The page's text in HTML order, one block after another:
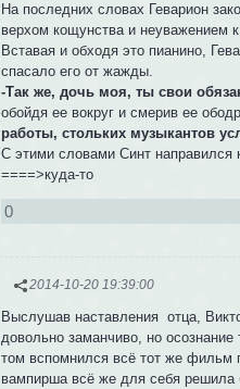
На последних словах Геварион
верхом кощунства и неуважением
Вставая и обходя это пианино,
спасало его от жажды.
-Так же, дочь моя, ты свои
обойдя ее вокруг и смерив ее
работы, стольких музыкантов
С этими словами Синт
====>куда-то
0
2014-10-20 19:39:00
Выслушав наставления отца,
довольно заманчиво, но
том вспомнился всё тот же фильм
вампирша всё же для себя решила